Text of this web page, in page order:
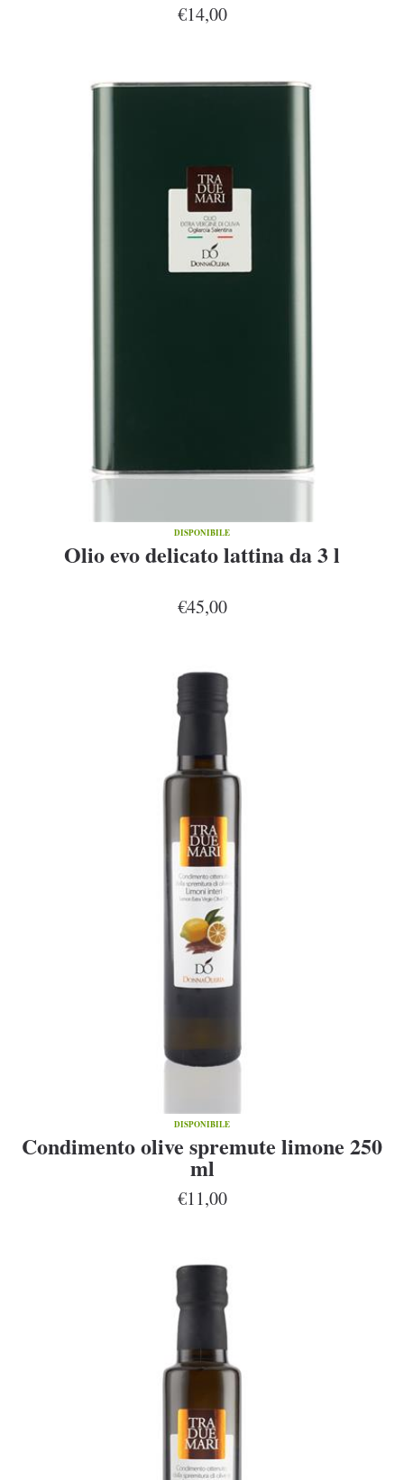
€14,00
DISPONIBILE
Olio evo delicato lattina da 3 l
€45,00
DISPONIBILE
Condimento olive spremute limone 250
ml
€11,00